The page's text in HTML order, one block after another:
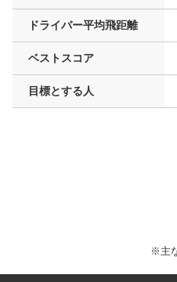
ドライバー平均飛距離
ベストスコア
目標とする人
※主